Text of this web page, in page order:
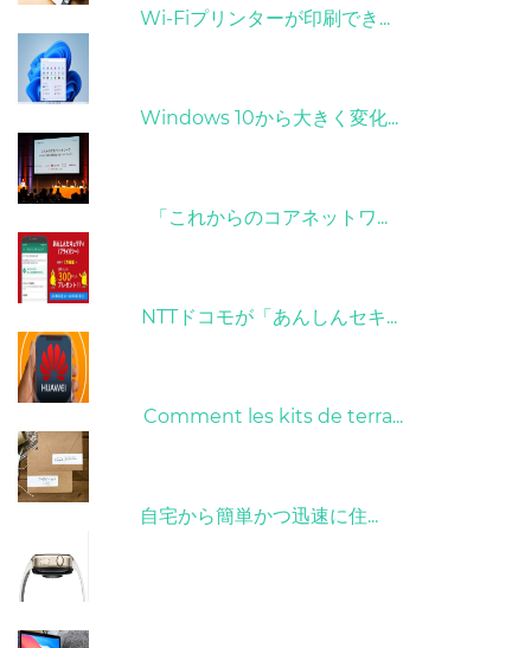
Wi-Fiプリンターが印刷でき...
Windows 10から大きく変化...
「これからのコアネットワ...
NTTドコモが「あんしんセキ...
Comment les kits de terra...
自宅から簡単かつ迅速に住...